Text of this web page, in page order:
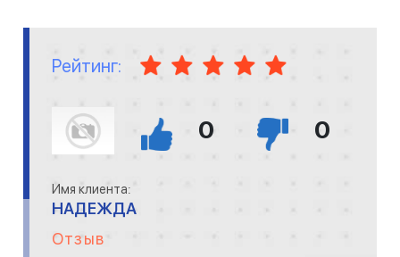
Рейтинг:
0 0
Имя клиента:
НАДЕЖДА
Отзыв